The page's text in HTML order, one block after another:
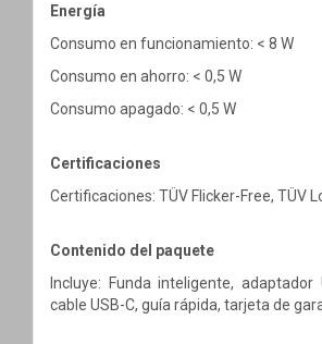
Energía
Consumo en funcionamiento: < 8 W
Consumo en ahorro: < 0,5 W
Consumo apagado: < 0,5 W
Certificaciones
Certificaciones: TÜV Flicker-Free, TÜV
Contenido del paquete
Incluye: Funda inteligente, adaptador
cable USB-C, guía rápida, tarjeta de